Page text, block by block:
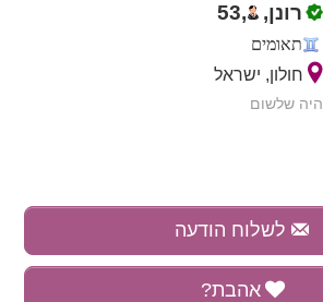
רונן, ,
53
תאומים
חולון, ישראל
היה שלשום
לשלוח הודעה
אהבת?